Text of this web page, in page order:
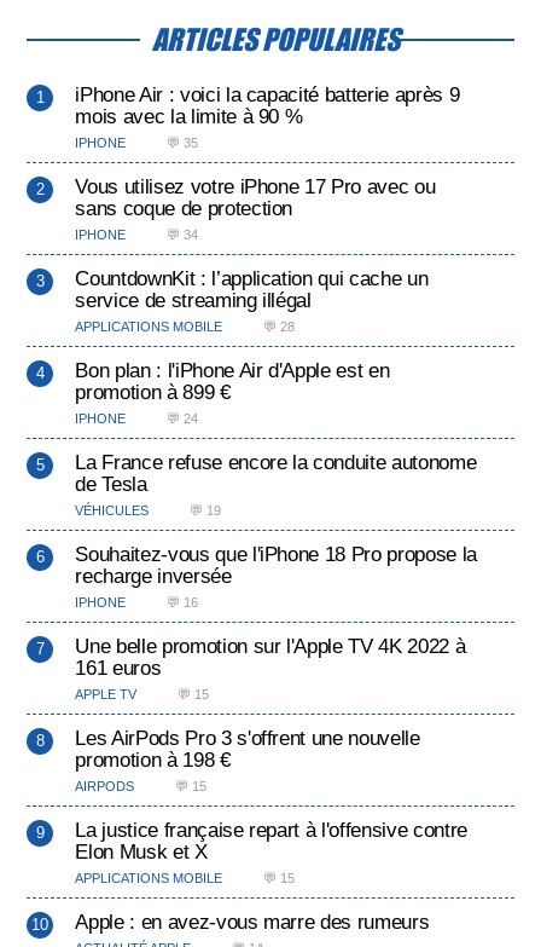
ARTICLES POPULAIRES
iPhone Air : voici la capacité batterie après 9
mois avec la limite à 90 %
IPHONE 💬 35
Vous utilisez votre iPhone 17 Pro avec ou
sans coque de protection
IPHONE 💬 34
CountdownKit : l’application qui cache un
service de streaming illégal
APPLICATIONS MOBILE 💬 28
Bon plan : l'iPhone Air d'Apple est en
promotion à 899 €
IPHONE 💬 24
La France refuse encore la conduite autonome
de Tesla
VÉHICULES 💬 19
Souhaitez-vous que l'iPhone 18 Pro propose la
recharge inversée
IPHONE 💬 16
Une belle promotion sur l'Apple TV 4K 2022 à
161 euros
APPLE TV 💬 15
Les AirPods Pro 3 s'offrent une nouvelle
promotion à 198 €
AIRPODS 💬 15
La justice française repart à l'offensive contre
Elon Musk et X
APPLICATIONS MOBILE 💬 15
Apple : en avez-vous marre des rumeurs